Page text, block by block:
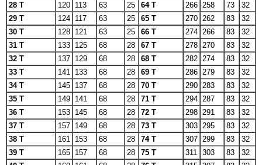
28 T
120 113 63 25 64 T 266 258 73
32
29 T
124 117 63 25 65 T 270 262 83
32
30 T
128 121 63 25 66 T 274 266 83
32
31 T
133 125 68 28 67 T 278 270 83
32
32 T
137 129 68 28 68 T 282 274 83
32
33 T
141 133 68 28 69 T 286 279 83
32
34 T
145 137 68 28 70 T 290 283 83
32
35 T
149 141 68 28 71 T 294 287 83
32
36 T
153 145 68 28 72 T 298 291 83
32
37 T
157 149 68 28 73 T 303 295 83
32
38 T
161 153 68 28 74 T 307 299 83
32
39 T
165 157 68 28 75 T 311 303 83
32